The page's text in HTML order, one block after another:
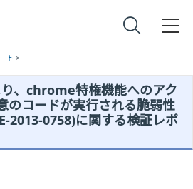
ト >
、chrome特権機能へのアク
のコードが実行される脆弱性
2013-0758)に関する検証レポ